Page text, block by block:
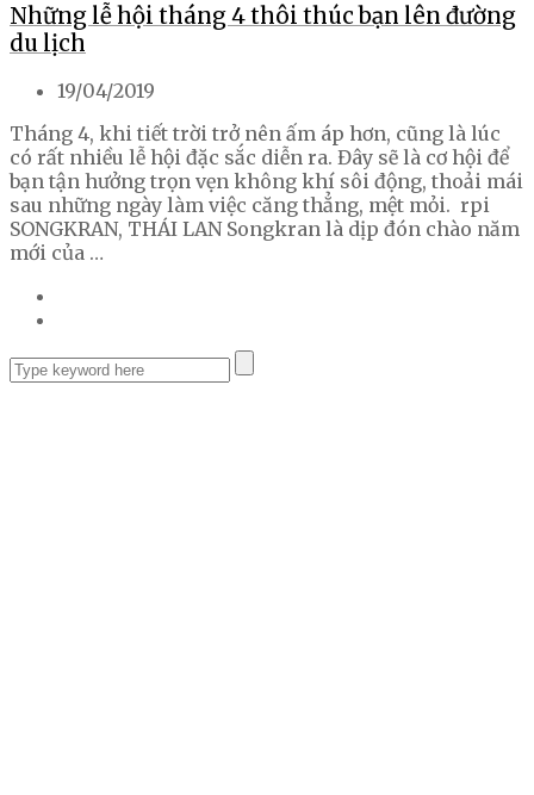
Những lễ hội tháng 4 thôi thúc bạn lên đường
du lịch
19/04/2019
Tháng 4, khi tiết trời trở nên ấm áp hơn, cũng là lúc
có rất nhiều lễ hội đặc sắc diễn ra. Đây sẽ là cơ hội để
bạn tận hưởng trọn vẹn không khí sôi động, thoải mái
sau những ngày làm việc căng thẳng, mệt mỏi. rpi
SONGKRAN, THÁI LAN Songkran là dịp đón chào năm
mới của …